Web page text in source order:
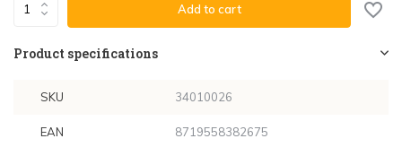
Add to cart
Product specifications
SKU 34010026
EAN 8719558382675